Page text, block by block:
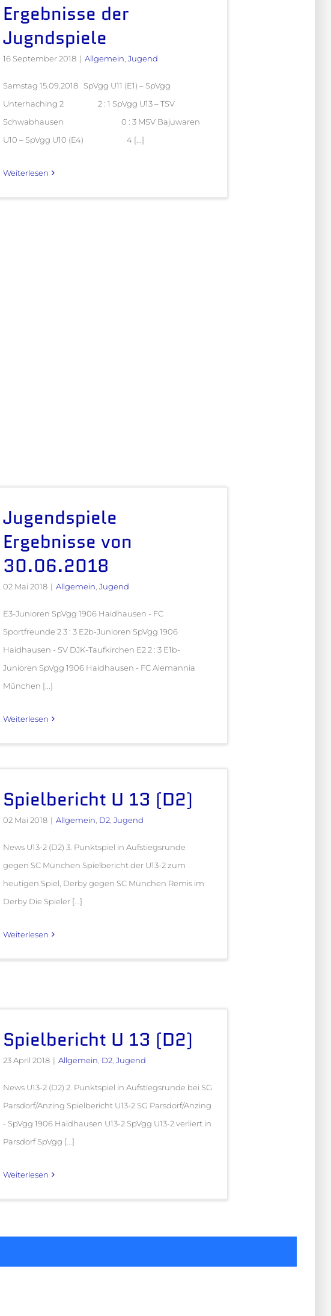
Ergebnisse der
Jugndspiele
16 September 2018 | Allgemein, Jugend
Samstag 15.09.2018 SpVgg U11 (E1) – SpVgg
Unterhaching 2 2 : 1 SpVgg U13 – TSV
Schwabhausen 0 : 3 MSV Bajuwaren
U10 – SpVgg U10 (E4) 4 [...]
Weiterlesen
Jugendspiele
Ergebnisse von
30.06.2018
02 Mai 2018 | Allgemein, Jugend
E3-Junioren SpVgg 1906 Haidhausen - FC
Sportfreunde 2 3 : 3 E2b-Junioren SpVgg 1906
Haidhausen - SV DJK-Taufkirchen E2 2 : 3 E1b-
Junioren SpVgg 1906 Haidhausen - FC Alemannia
München [...]
Weiterlesen
Spielbericht U 13 (D2)
02 Mai 2018 | Allgemein, D2, Jugend
News U13-2 (D2) 3. Punktspiel in Aufstiegsrunde
gegen SC München Spielbericht der U13-2 zum
heutigen Spiel, Derby gegen SC München Remis im
Derby Die Spieler [...]
Weiterlesen
Spielbericht U 13 (D2)
23 April 2018 | Allgemein, D2, Jugend
News U13-2 (D2) 2. Punktspiel in Aufstiegsrunde bei SG
Parsdorf/Anzing Spielbericht U13-2 SG Parsdorf/Anzing
- SpVgg 1906 Haidhausen U13-2 SpVgg U13-2 verliert in
Parsdorf SpVgg [...]
Weiterlesen